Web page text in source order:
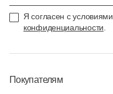
Я согласен с условиями
конфиденциальности
Покупателям